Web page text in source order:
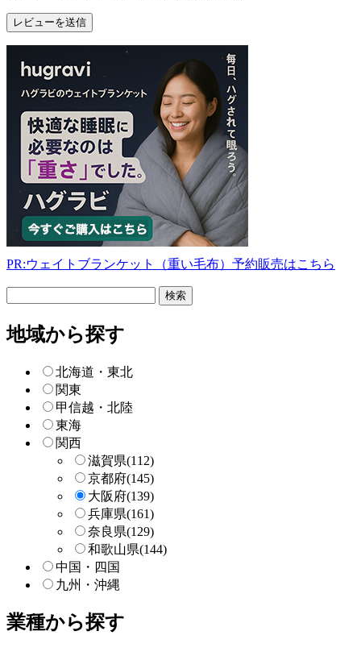
PR:ウェイトブランケット（重い毛布）予約販売はこちら
ー
検
地域から探す
北海道・東北
関東
甲信越・北陸
東海
関西
滋賀県(112)
京都府(145)
大阪府(139)
兵庫県(161)
奈良県(129)
和歌山県(144)
中国・四国
九州・沖縄
業種から探す